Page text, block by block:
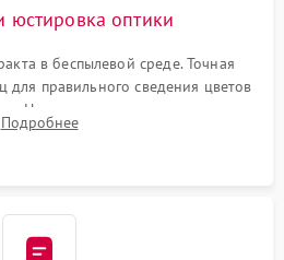
юстировка оптики
в беспылевой среде. Точная
для правильного сведения цветов
Надежное подключение всех
датчиков и закрытие корпуса
Подробнее